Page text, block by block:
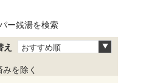
ー銭湯を検索
え おすすめ順
みを除く